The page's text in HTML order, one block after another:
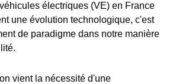
électriques (VE) en France
une évolution technologique, c'est
de paradigme dans notre manière
vient la nécessité d'une